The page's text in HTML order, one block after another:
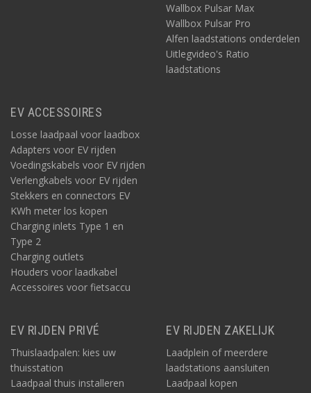
Wallbox Pulsar Max
Wallbox Pulsar Pro
Alfen laadstations onderdelen
Uitlegvideo's Ratio
laadstations
EV ACCESSOIRES
Losse laadpaal voor laadbox
Adapters voor EV rijden
Voedingskabels voor EV rijden
Verlengkabels voor EV rijden
Stekkers en connectors EV
KWh meter los kopen
Charging inlets Type 1 en
Type 2
Charging outlets
Houders voor laadkabel
Accessoires voor fietsaccu
EV RIJDEN PRIVÉ
Thuislaadpalen: kies uw
thuisstation
Laadpaal thuis installeren
EV RIJDEN ZAKELIJK
Laadplein of meerdere
laadstations aansluiten
Laadpaal kopen